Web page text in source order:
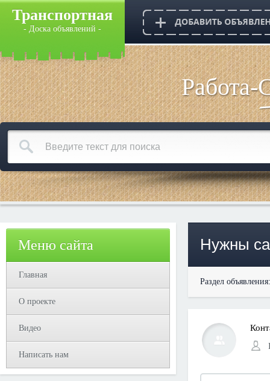
Транспортная
- Доска объявлений -
Меню сайта
Главная
О проекте
Видео
Написать нам
Нужны
Раздел